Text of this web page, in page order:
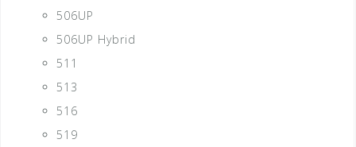
506UP
506UP Hybrid
511
513
516
519